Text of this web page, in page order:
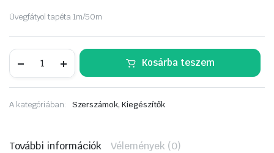
Üvegfátyol tapéta 1m/50m
tapéta
mennyiség
Kosárba teszem
A kategóriában: Szerszámok, Kiegészítők
További információk Vélemények (0)